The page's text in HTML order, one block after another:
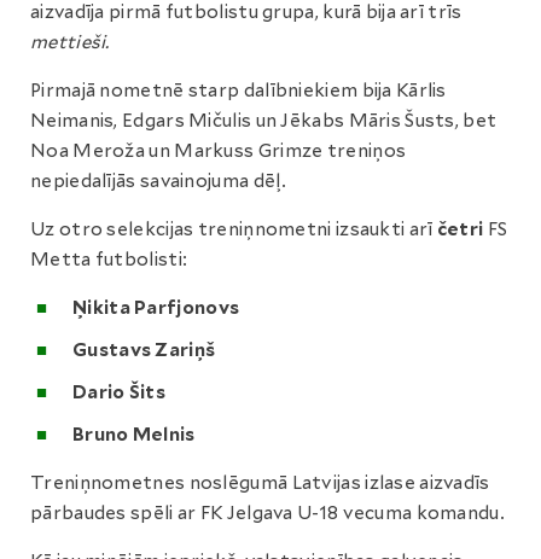
aizvadīja pirmā futbolistu grupa, kurā bija arī trīs
mettieši.
Pirmajā nometnē starp dalībniekiem bija Kārlis
Neimanis, Edgars Mičulis un Jēkabs Māris Šusts, bet
Noa Meroža un Markuss Grimze treniņos
nepiedalījās savainojuma dēļ.
Uz otro selekcijas treniņnometni izsaukti arī četri FS
Metta futbolisti:
Ņikita Parfjonovs
Gustavs Zariņš
Dario Šits
Bruno Melnis
Treniņnometnes noslēgumā Latvijas izlase aizvadīs
pārbaudes spēli ar FK Jelgava U-18 vecuma komandu.